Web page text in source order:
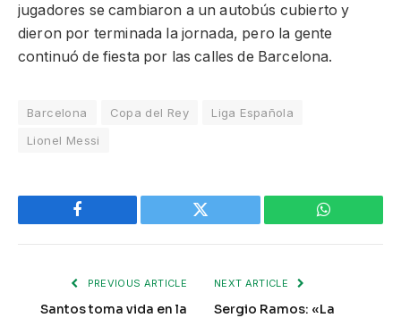
jugadores se cambiaron a un autobús cubierto y
dieron por terminada la jornada, pero la gente
continuó de fiesta por las calles de Barcelona.
Barcelona Copa del Rey
Liga Española
Lionel Messi
Facebook Twitter WhatsApp
PREVIOUS ARTICLE
Santos toma vida en la
NEXT ARTICLE
Sergio Ramos: «La